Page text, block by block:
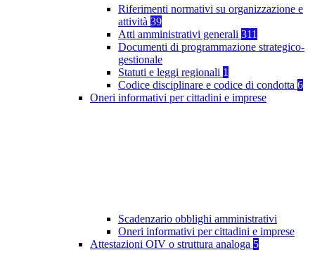
Riferimenti normativi su organizzazione e
attività 39
Atti amministrativi generali 311
Documenti di programmazione strategico-
gestionale
Statuti e leggi regionali 1
Codice disciplinare e codice di condotta 6
Oneri informativi per cittadini e imprese
Scadenzario obblighi amministrativi
Oneri informativi per cittadini e imprese
Attestazioni OIV o struttura analoga 5